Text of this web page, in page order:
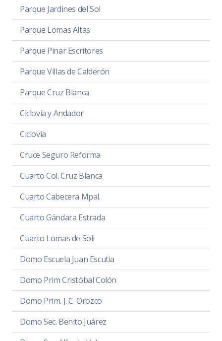
Parque Jardines del Sol
Parque Lomas Altas
Parque Pinar Escritores
Parque Villas de Calderón
Parque Cruz Blanca
Ciclovía y Andador
Ciclovía
Cruce Seguro Reforma
Cuarto Col. Cruz Blanca
Cuarto Cabecera Mpal.
Cuarto Gándara Estrada
Cuarto Lomas de Soli
Domo Escuela Juan Escutia
Domo Prim Cristóbal Colón
Domo Prim. J. C. Orozco
Domo Sec. Benito Juárez